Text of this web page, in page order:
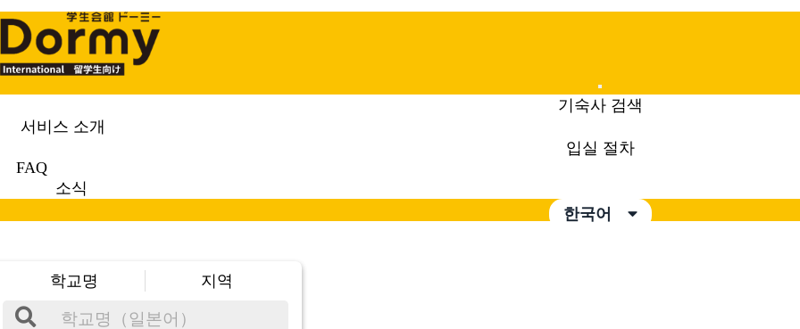
Mobile
Menu
기숙사 검색
서비스 소개
입실 절차
FAQ
소식
한국어
학교명 지역